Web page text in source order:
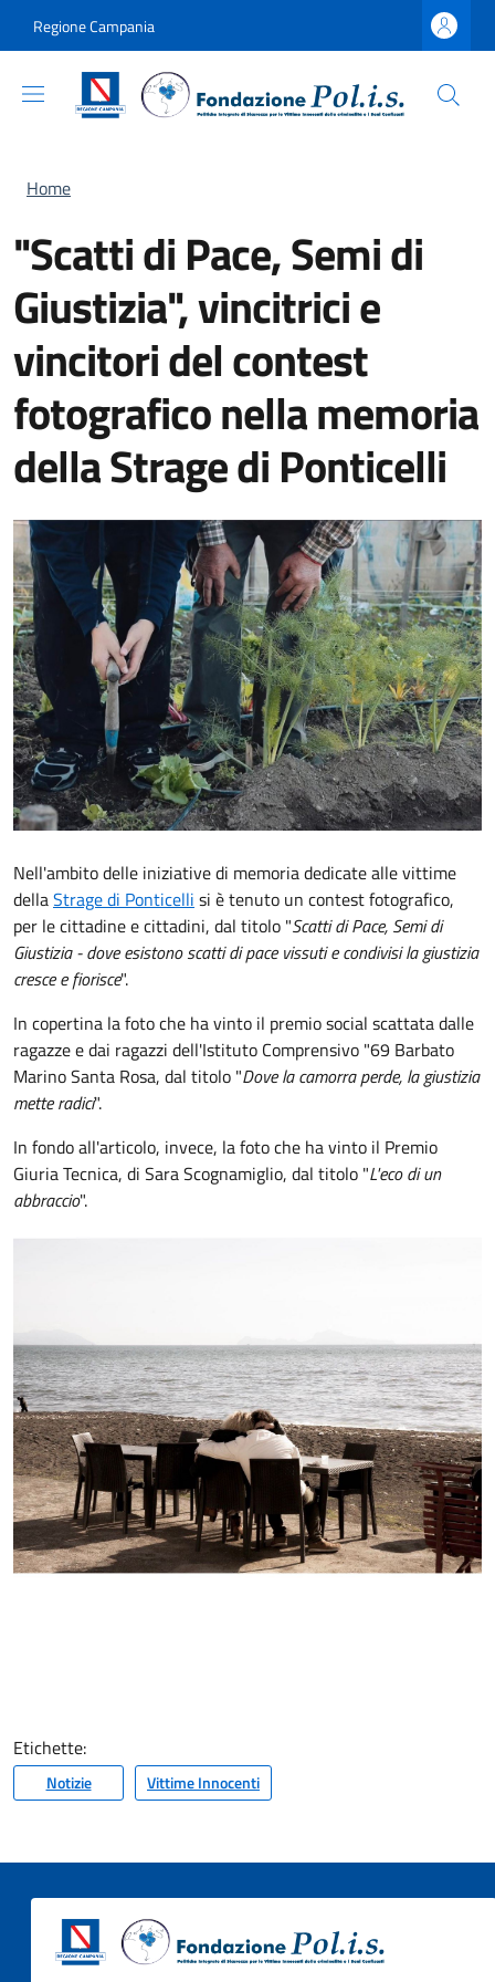
Regione Campania
Briciole di pane
Home
"Scatti di Pace, Semi di
Giustizia", vincitrici e
vincitori del contest
fotografico nella memoria
della Strage di Ponticelli
Nell'ambito delle iniziative di memoria dedicate alle vittime
dellaStrage di Ponticelli si è tenuto un contest fotografico,
per le cittadine e cittadini, dal titolo "Scatti di Pace, Semi di
Giustizia - dove esistono scatti di pace vissuti e condivisi la giustizia
cresce e fiorisce".
In copertina la foto che ha vinto il premio social scattata dalle
ragazze e dai ragazzi dell'Istituto Comprensivo "69 Barbato
Marino Santa Rosa, dal titolo "Dove la camorra perde, la giustizia
mette radici".
In fondo all'articolo, invece, la foto che ha vinto il Premio
Giuria Tecnica, di Sara Scognamiglio, dal titolo "L'eco di un
abbraccio".
Etichette:
Notizie Vittime Innocenti